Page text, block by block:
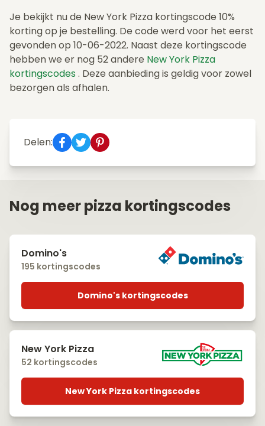
Je bekijkt nu de New York Pizza kortingscode 10%
korting op je bestelling. De code werd voor het eerst
gevonden op 10-06-2022. Naast deze kortingscode
hebben we er nog 52 andere New York Pizza
kortingscodes . Deze aanbieding is geldig voor zowel
bezorgen als afhalen.
Delen:
Nog meer pizza kortingscodes
Domino's
195 kortingscodes
Domino's kortingscodes
New York Pizza
52 kortingscodes
New York Pizza kortingscodes